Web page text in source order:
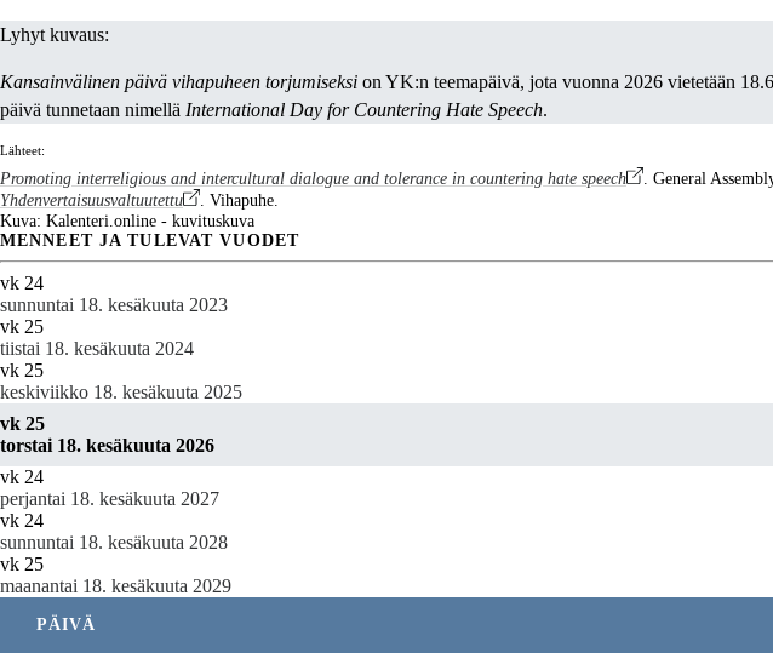
Lyhyt kuvaus:
Kansainvälinen päivä vihapuheen torjumiseksi on YK:n teemapäivä, jota vuonna 2026 vietetään
päivä tunnetaan nimellä International Day for Countering Hate Speech.
Lähteet:
Promoting interreligious and intercultural dialogue and tolerance in countering hate speech
. General
Yhdenvertaisuusvaltuutettu
. Vihapuhe.
Kuva: Kalenteri.online - kuvituskuva
MENNEET JA TULEVAT VUODET
vk 24
sunnuntai 18. kesäkuuta 2023
vk 25
tiistai 18. kesäkuuta 2024
vk 25
keskiviikko 18. kesäkuuta 2025
vk 25
torstai 18. kesäkuuta 2026
vk 24
perjantai 18. kesäkuuta 2027
vk 24
sunnuntai 18. kesäkuuta 2028
vk 25
maanantai 18. kesäkuuta 2029
PÄIVÄ